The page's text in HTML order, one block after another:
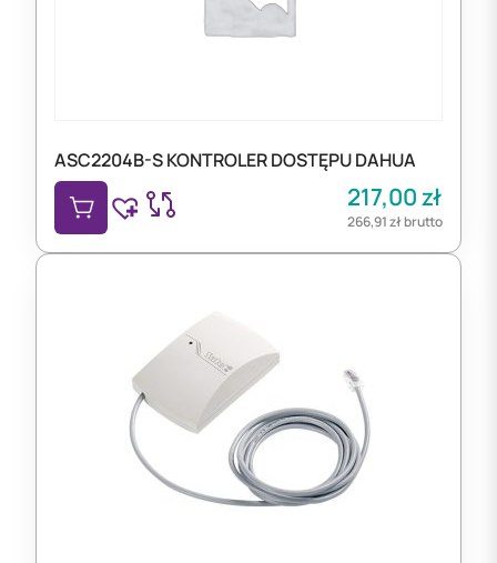
ASC2204B-S KONTROLER DOSTĘPU DAHUA
217,00 zł
266,91złbrutto